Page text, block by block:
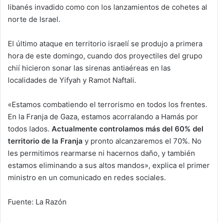
libanés invadido como con los lanzamientos de cohetes al
norte de Israel.
El último ataque en territorio israelí se produjo a primera
hora de este domingo, cuando dos proyectiles del grupo
chií hicieron sonar las sirenas antiaéreas en las
localidades de Yifyah y Ramot Naftali.
«Estamos combatiendo el terrorismo en todos los frentes.
En la Franja de Gaza, estamos acorralando a Hamás por
todos lados. Actualmente controlamos más del 60% del
territorio de la Franja y pronto alcanzaremos el 70%. No
les permitimos rearmarse ni hacernos daño, y también
estamos eliminando a sus altos mandos», explica el primer
ministro en un comunicado en redes sociales.
Fuente: La Razón